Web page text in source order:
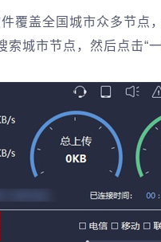
覆盖全国城市众多节点
城市节点，然后点击“